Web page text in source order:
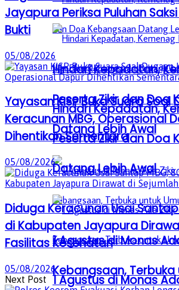
Hindari Kepadatan,
Peserta Zikir dan Doa
Datang Lebih Awal
1 Agustus di Monas
Kebangsaan, Terbuka
Hindari Kepadatan,
Peserta Zikir dan Doa
Datang Lebih Awal
1 Agustus di Monas
Jayapura Periksa Puluhan
Bukti
05/08/2026
Yayasan KISP Buka Suara Soal
Keracunan MBG, Operasional
Dihentikan Sementara
05/08/2026
Diduga Keracunan Usai Santap
di Kabupaten Jayapura
Fasilitas Kesehatan
05/08/2026
Next Post